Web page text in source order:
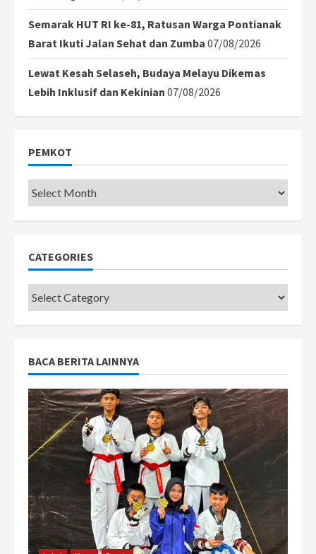
Semarak HUT RI ke-81, Ratusan Warga Pontianak
Barat Ikuti Jalan Sehat dan Zumba 07/08/2026
Lewat Kesah Selaseh, Budaya Melayu Dikemas
Lebih Inklusif dan Kekinian 07/08/2026
PEMKOT
Pemkot
CATEGORIES
Categories
BACA BERITA LAINNYA